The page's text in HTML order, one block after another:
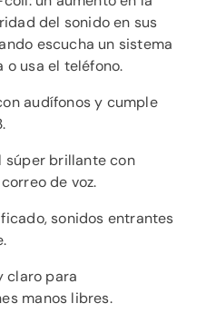
del sonido en sus
escucha un sistema
o usa el teléfono.
audífonos y cumple
súper brillante con
de voz.
sonidos entrantes
claro para
manos libres.